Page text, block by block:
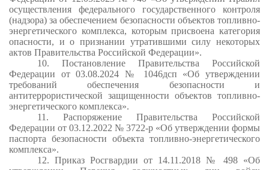
осуществления федерального государственного контроля
(надзора) за обеспечением безопасности объектов топливно-
энергетического комплекса, которым присвоена категория
опасности, и о признании утратившими силу некоторых
актов Правительства Российской Федерации».
10. Постановление Правительства Российской
Федерации от 03.08.2024 № 1046дсп «Об утверждении
требований обеспечения безопасности и
антитеррористической защищенности объектов топливно-
энергетического комплекса».
11. Распоряжение Правительства Российской
Федерации от 03.12.2022 № 3722-р «Об утверждении формы
паспорта безопасности объекта топливно-энергетического
комплекса».
12. Приказ Росгвардии от 14.11.2018 № 498 «Об